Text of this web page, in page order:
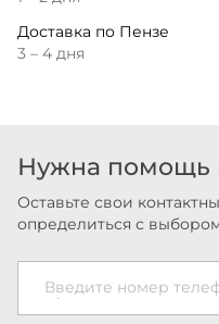
Доставка по Пензе
3 – 4 дня
Нужна помощь
Оставьте свои
определиться с
Введите номер